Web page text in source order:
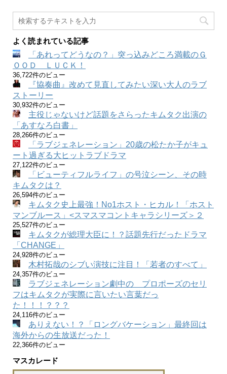
よく読まれている記事
「あれってどうなの？」突っ込みどころ満載のＧ
ＯＯＤ ＬＵＣＫ！
36,722件のビュー
『協奏曲』改めて見直してみたい深い大人のラブ
ストーリー
30,932件のビュー
主役じゃないけど話題をさらったキムタク出演の
「あすなろ白書」
28,266件のビュー
「ラブジェネレーション」20歳の松たか子がキュ
ート過ぎる大ヒットラブドラマ
27,122件のビュー
「ビューティフルライフ」の号泣シーン、その時
キムタクは？
26,594件のビュー
キムタク史上最強！No1ホスト・ヒカル！「ホスト
マンブルース」<スマスマコントキャラシリーズ＞２
25,527件のビュー
キムタクが総理大臣に！？話題先行だったドラマ
「CHANGE」
24,928件のビュー
木村拓哉のシブい演技に注目！「若者のすべて」
24,357件のビュー
ラブジェネレーション劇中の プロポーズのセリ
フはキムタクが実際に言いたい言葉だっ
た！！！？？？
24,116件のビュー
ありえない！？「ロングバケーション」最終回は
海外からの生放送だった！
22,366件のビュー
マスカレード